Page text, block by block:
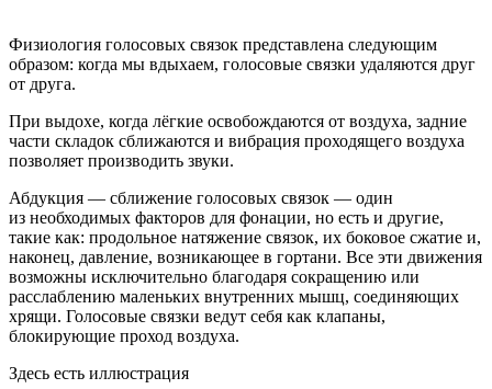
Физиология голосовых связок представлена следующим
образом: когда мы вдыхаем, голосовые связки удаляются друг
от друга.
При выдохе, когда лёгкие освобождаются от воздуха, задние
части складок сближаются и вибрация проходящего воздуха
позволяет производить звуки.
Абдукция — сближение голосовых связок — один
из необходимых факторов для фонации, но есть и другие,
такие как: продольное натяжение связок, их боковое сжатие и,
наконец, давление, возникающее в гортани. Все эти движения
возможны исключительно благодаря сокращению или
расслаблению маленьких внутренних мышц, соединяющих
хрящи. Голосовые связки ведут себя как клапаны,
блокирующие проход воздуха.
Здесь есть иллюстрация